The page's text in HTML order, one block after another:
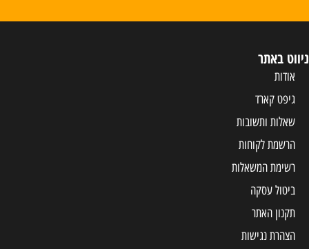
ניווט באתר
אודות
גיפט קארד
שאלות ותשובות
הרשמת לקוחות
רשימת המשאלות
ביטול עסקה
תקנון האתר
הצהרת נגישות